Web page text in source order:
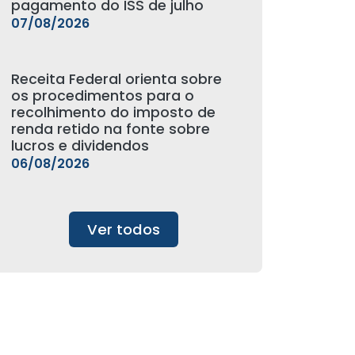
pagamento do ISS de julho
07/08/2026
Receita Federal orienta sobre
os procedimentos para o
recolhimento do imposto de
renda retido na fonte sobre
lucros e dividendos
06/08/2026
Ver todos